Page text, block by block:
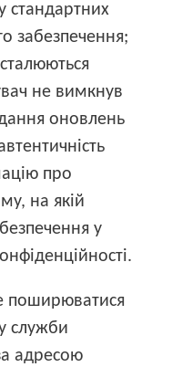
стандартних
забезпечення;
не вимкнув
оновлень
про
на якій
у
поширюватися
служби
адресою